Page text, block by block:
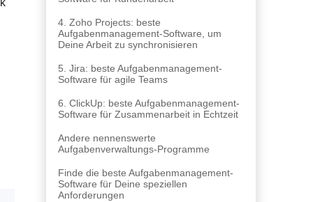
4. Zoho Projects: beste
Aufgabenmanagement-Software, um
Deine Arbeit zu synchronisieren
5. Jira: beste Aufgabenmanagement-
Software für agile Teams
6. ClickUp: beste Aufgabenmanagement-
Software für Zusammenarbeit in Echtzeit
Andere nennenswerte
Aufgabenverwaltungs-Programme
Finde die beste Aufgabenmanagement-
Software für Deine speziellen
Anforderungen